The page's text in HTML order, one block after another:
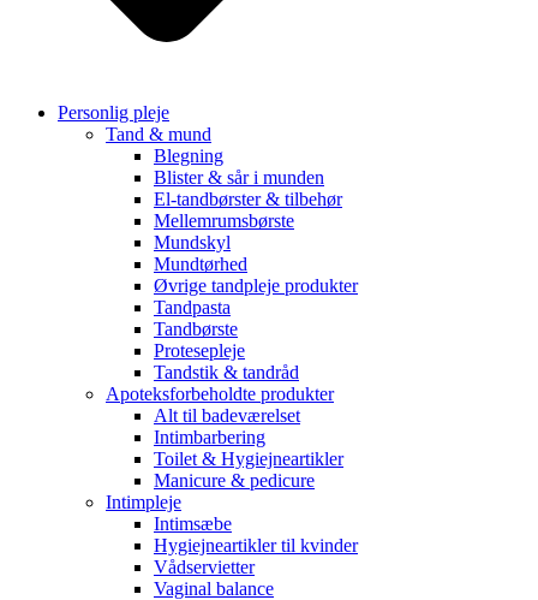
Personlig pleje
Tand & mund
Blegning
Blister & sår i munden
El-tandbørster & tilbehør
Mellemrumsbørste
Mundskyl
Mundtørhed
Øvrige tandpleje produkter
Tandpasta
Tandbørste
Protesepleje
Tandstik & tandråd
Apoteksforbeholdte produkter
Alt til badeværelset
Intimbarbering
Toilet & Hygiejneartikler
Manicure & pedicure
Intimpleje
Intimsæbe
Hygiejneartikler til kvinder
Vådservietter
Vaginal balance